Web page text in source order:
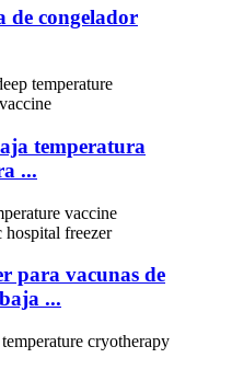
de congelador
temperatura
...
para vacunas de
...